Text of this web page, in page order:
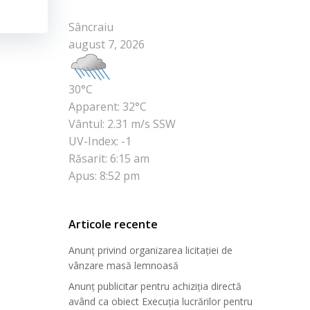
Sâncraiu
august 7, 2026
30°C
Apparent: 32°C
Vântul: 2.31 m/s SSW
UV-Index: -1
Răsarit: 6:15 am
Apus: 8:52 pm
Articole recente
Anunț privind organizarea licitației de
vânzare masă lemnoasă
Anunț publicitar pentru achiziția directă
având ca obiect Execuția lucrărilor pentru